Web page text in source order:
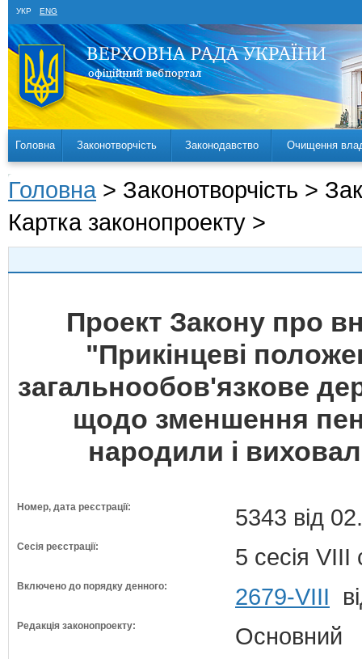
УКР ENG
Головна Законотворчість Законодавство Очищення
Головна > Законотворчість >
Картка законопроекту >
Проект Закону про
"Прикінцеві
загальнообов'язкове
щодо зменшення
народили і
Номер, дата реєстрації: 5343 від
Сесія реєстрації: 5 сесія VIII
Включено до порядку денного: 2679-VIII
Редакція законопроекту: Основний